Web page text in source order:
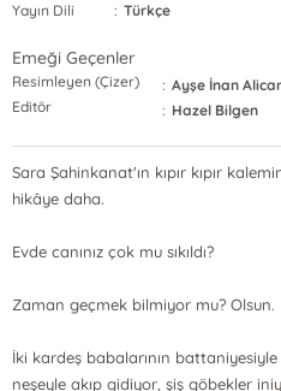
Yayın Dili
: Türkçe
Emeği Geçenler
Resimleyen (Çizer) : Ayşe İnan
Editör
: Hazel Bilgen
Sara Şahinkanat'ın kıpır kıpır
hikâye daha.
Evde canınız çok mu sıkıldı?
Zaman geçmek bilmiyor mu? Olsun.
İki kardeş babalarının
neşeyle akıp gidiyor, şiş göbekler